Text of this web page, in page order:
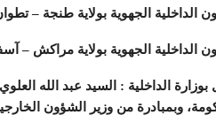
وبمبادرة من وزير الشؤون